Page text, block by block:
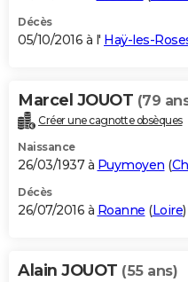
Décès
05/10/2016 à l' Haÿ-les-
Marcel JOUOT (79
Créer une cagnotte obsèques
Naissance
26/03/1937 à Puymoyen (
Décès
26/07/2016 à Roanne (Loire)
Alain JOUOT (55 ans)